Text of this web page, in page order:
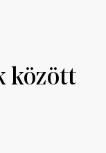
között